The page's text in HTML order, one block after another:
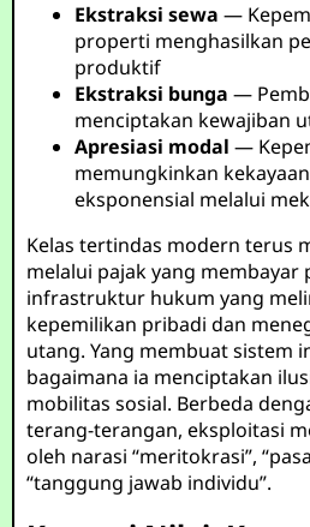
Ekstraksi sewa —
properti menghasilkan
produktif
Ekstraksi bunga —
menciptakan kewajiban
Apresiasi modal —
memungkinkan
eksponensial melalui
Kelas tertindas modern terus
melalui pajak yang membayar
infrastruktur hukum yang
kepemilikan pribadi dan
utang. Yang membuat sistem
bagaimana ia menciptakan
mobilitas sosial. Berbeda
terang-terangan, eksploitasi
oleh narasi “meritokrasi”,
“tanggung jawab individu”.